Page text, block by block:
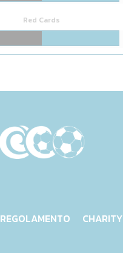
Red Cards
REGOLAMENTO CHARITY